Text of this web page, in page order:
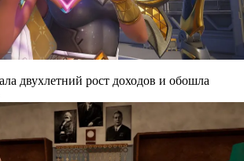
двухлетний рост доходов и обошла